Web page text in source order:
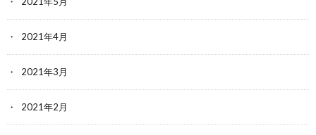
2021年4月
2021年3月
2021年2月